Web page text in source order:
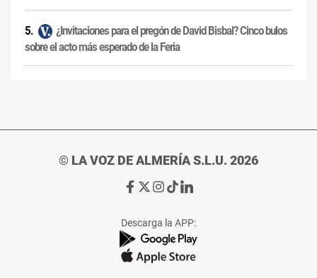
¿Invitaciones para el pregón de David Bisbal? Cinco bulos
sobre el acto más esperado de la Feria
© LA VOZ DE ALMERÍA S.L.U. 2026
Ir
de
La
Voz
Ir
de
La
Voz
Ir
de
La
Voz
Ir
de
La
Voz
Ir
de
La
Voz
Descarga la APP: